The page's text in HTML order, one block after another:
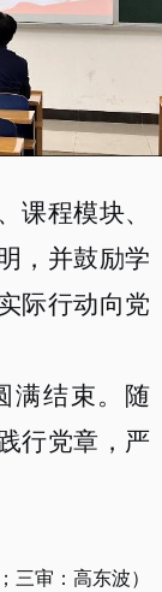
课程模块、
，并鼓励学
际行动向党
结束。 随
行党章，严
三审：高东波）